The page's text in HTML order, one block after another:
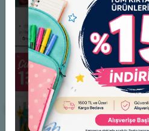
LEGO® Speed Champions